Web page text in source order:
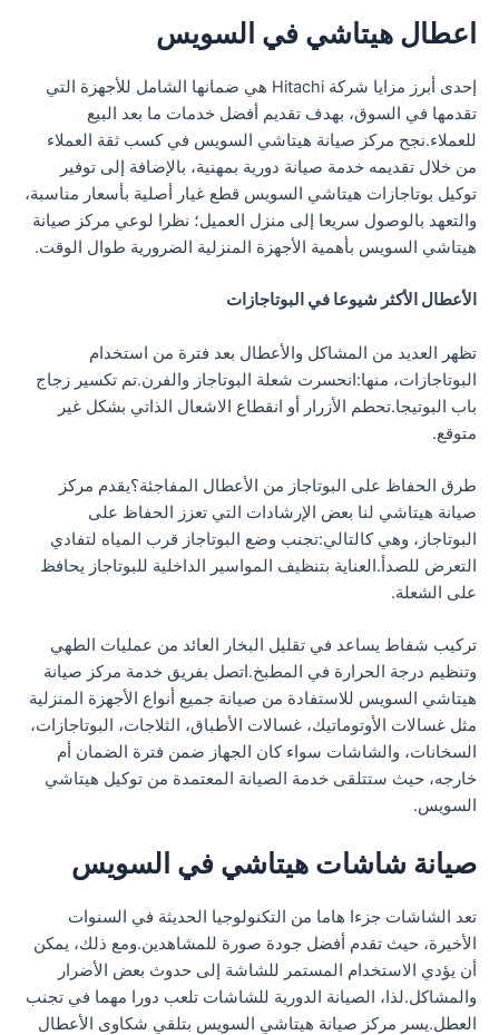
اعطال هيتاشي في السويس
إحدى أبرز مزايا شركة Hitachi هي ضمانها الشامل للأجهزة التي
تقدمها في السوق، بهدف تقديم أفضل خدمات ما بعد البيع
للعملاء.نجح مركز صيانة هيتاشي السويس في كسب ثقة العملاء
من خلال تقديمه خدمة صيانة دورية بمهنية، بالإضافة إلى توفير
توكيل بوتاجازات هيتاشي السويس قطع غيار أصلية بأسعار مناسبة،
والتعهد بالوصول سريعا إلى منزل العميل؛ نظرا لوعي مركز صيانة
هيتاشي السويس بأهمية الأجهزة المنزلية الضرورية طوال الوقت.
الأعطال الأكثر شيوعا في البوتاجازات
تظهر العديد من المشاكل والأعطال بعد فترة من استخدام
البوتاجازات، منها:انحسرت شعلة البوتاجاز والفرن.تم تكسير زجاج
باب البوتيجا.تحطم الأزرار أو انقطاع الاشعال الذاتي بشكل غير
متوقع.
طرق الحفاظ على البوتاجاز من الأعطال المفاجئة؟يقدم مركز
صيانة هيتاشي لنا بعض الإرشادات التي تعزز الحفاظ على
البوتاجاز، وهي كالتالي:تجنب وضع البوتاجاز قرب المياه لتفادي
التعرض للصدأ.العناية بتنظيف المواسير الداخلية للبوتاجاز يحافظ
على الشعلة.
تركيب شفاط يساعد في تقليل البخار العائد من عمليات الطهي
وتنظيم درجة الحرارة في المطبخ.اتصل بفريق خدمة مركز صيانة
هيتاشي السويس للاستفادة من صيانة جميع أنواع الأجهزة المنزلية
مثل غسالات الأوتوماتيك، غسالات الأطباق، الثلاجات، البوتاجازات،
السخانات، والشاشات سواء كان الجهاز ضمن فترة الضمان أم
خارجه، حيث ستتلقى خدمة الصيانة المعتمدة من توكيل هيتاشي
السويس.
صيانة شاشات هيتاشي في السويس
تعد الشاشات جزءا هاما من التكنولوجيا الحديثة في السنوات
الأخيرة، حيث تقدم أفضل جودة صورة للمشاهدين.ومع ذلك، يمكن
أن يؤدي الاستخدام المستمر للشاشة إلى حدوث بعض الأضرار
والمشاكل.لذا، الصيانة الدورية للشاشات تلعب دورا مهما في تجنب
العطل.يسر مركز صيانة هيتاشي السويس بتلقي شكاوى الأعطال